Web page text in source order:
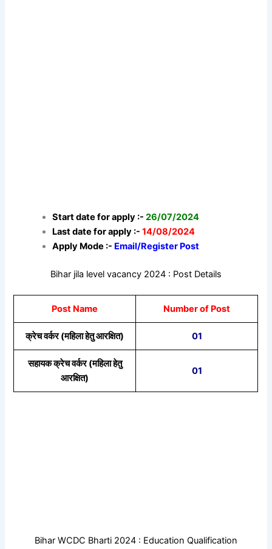
Start date for apply :-26/07/2024
Last date for apply :- 14/08/2024
Apply Mode :- Email/Register Post
Bihar jila level vacancy 2024 : Post Details
Post Name Number of Post
क्रेच वर्कर (महिला हेतु आरक्षित) 01
सहायक क्रेच वर्कर (महिला हेतु
आरक्षित)
01
Bihar WCDC Bharti 2024 : Education Qualification